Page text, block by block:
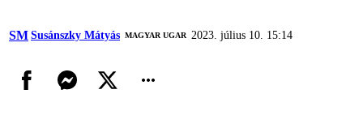
SM Susánszky Mátyás MAGYAR UGAR 2023. július 10. 15:14